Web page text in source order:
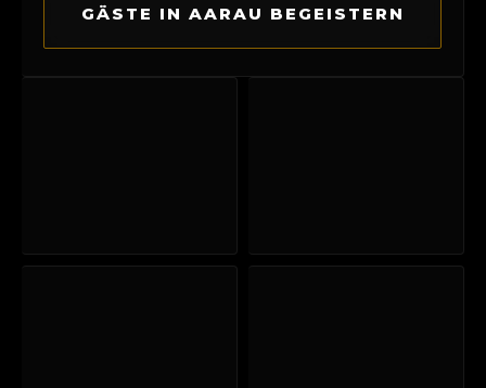
GÄSTE IN AARAU BEGEISTERN